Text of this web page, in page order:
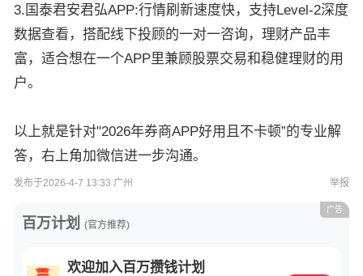
3.国泰君安君弘APP:行情刷新速度快，支持Level-2深度
数据查看，搭配线下投顾的一对一咨询，理财产品丰
富，适合想在一个APP里兼顾股票交易和稳健理财的用
户。
以上就是针对"2026年券商APP好用且不卡顿”的专业解
答，右上角加微信进一步沟通。
发布于2026-4-7 13:33 广州 举报
百万计划 (官方推荐)
欢迎加入百万攒钱计划
广告